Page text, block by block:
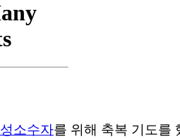
성소수자를 위해 축복 기도를